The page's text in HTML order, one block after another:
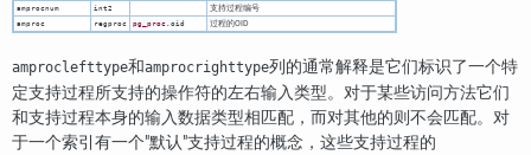
amprocnum int2 支持过程编号
amproc regproc pg_proc.oid 过程的OID
amproclefttype和amprocrighttype列的通常解释是它们标识了一个特
定支持过程所支持的操作符的左右输入类型。对于某些访问方法它们
和支持过程本身的输入数据类型相匹配，而对其他的则不会匹配。对
于一个索引有一个"默认"支持过程的概念，这些支持过程的